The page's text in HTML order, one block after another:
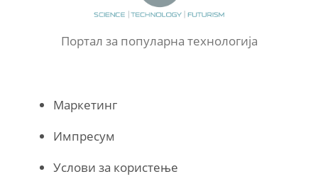
Портал за популарна технологија
Маркетинг
Импресум
Услови за користење